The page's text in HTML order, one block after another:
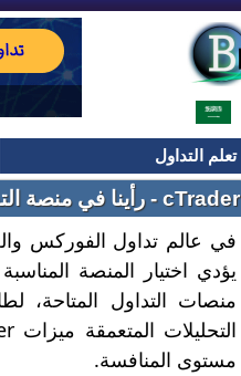
تعلم التداول
cTrader - رأينا في منصة التداول ECN هذه
في عالم تداول الفوركس
يؤدي اختيار المنصة
مستوى المنافسة.